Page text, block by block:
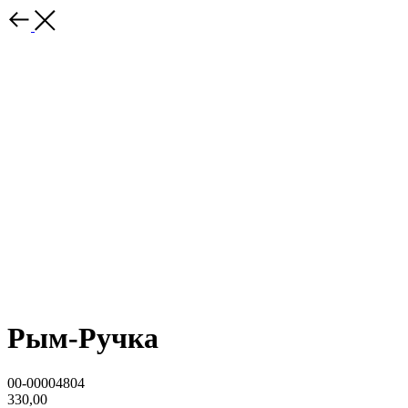
Рым-Ручка
00-00004804
330,00